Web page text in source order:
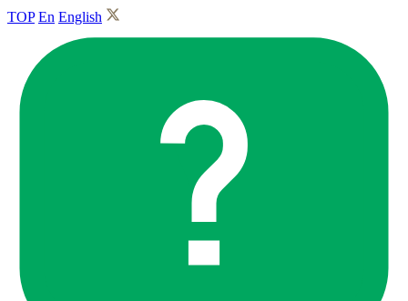
TOP En English